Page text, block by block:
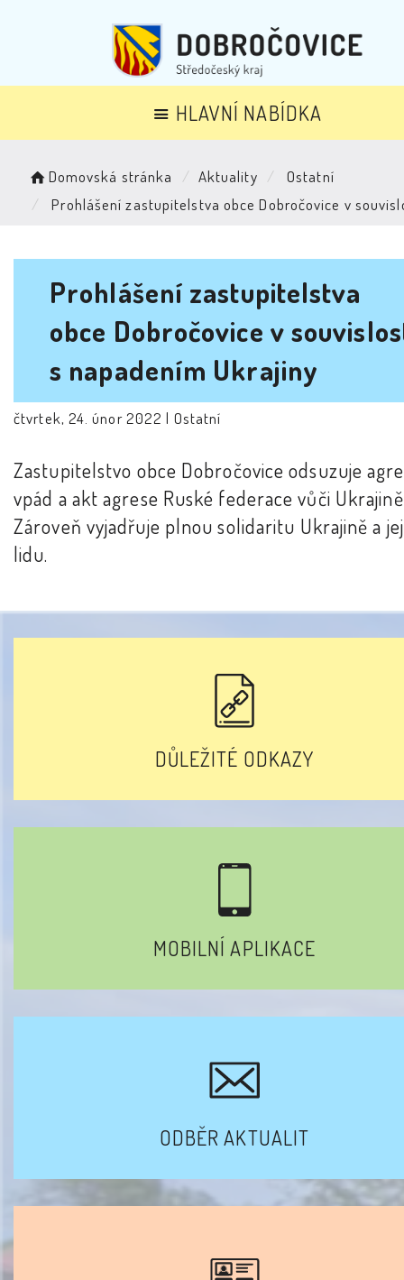
HLAVNÍ NABÍDKA
Domovská stránka Aktuality
Ostatní
Prohlášení zastupitelstva obce Dobročovice v
Prohlášení zastupitelstva
obce Dobročovice v
s napadením Ukrajiny
čtvrtek, 24. únor 2022 | Ostatní
Zastupitelstvo obce Dobročovice odsuzuje
vpád a akt agrese Ruské federace vůči
Zároveň vyjadřuje plnou solidaritu Ukrajině a
lidu.
DŮLEŽITÉ ODKAZY
MOBILNÍ APLIKACE
ODBĚR AKTUALIT